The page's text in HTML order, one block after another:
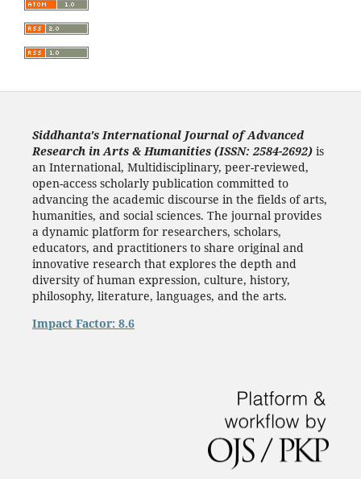
Siddhanta's International Journal of Advanced
Research in Arts & Humanities (ISSN: 2584-2692)is
an International, Multidisciplinary, peer-reviewed,
open-access scholarly publication committed to
advancing the academic discourse in the fields of arts,
humanities, and social sciences. The journal provides
a dynamic platform for researchers, scholars,
educators, and practitioners to share original and
innovative research that explores the depth and
diversity of human expression, culture, history,
philosophy, literature, languages, and the arts.
Impact Factor: 8.6